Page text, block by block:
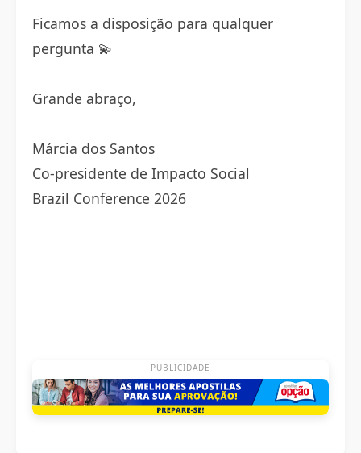
Ficamos a disposição para qualquer
pergunta 💫
Grande abraço,
Márcia dos Santos
Co-presidente de Impacto Social
Brazil Conference 2026
PUBLICIDADE